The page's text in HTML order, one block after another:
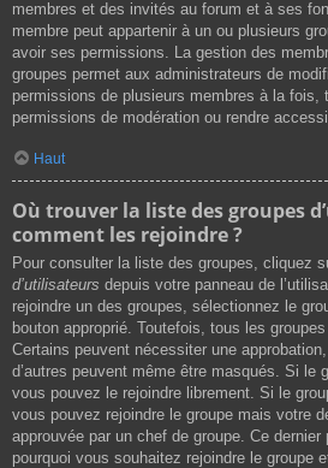
membres et des invités au forum et à ses
membre peut appartenir à un ou plusieurs
avoir ses permissions. La gestion des
groupes permet aux administrateurs de
permissions de plusieurs membres à la fois,
permissions de modération ou rendre
Haut
Où trouver la liste des groupes
comment les rejoindre ?
Pour consulter la liste des groupes, cliquez
d’utilisateurs depuis votre panneau de
rejoindre un des groupes, sélectionnez le
bouton approprié. Toutefois, tous les
Certains peuvent nécessiter une
d’autres peuvent même être masqués. Si le
vous pouvez le rejoindre librement. Si le
vous pouvez rejoindre le groupe mais votre
approuvée par un chef de groupe. Ce dernier
pourquoi vous souhaitez rejoindre le groupe